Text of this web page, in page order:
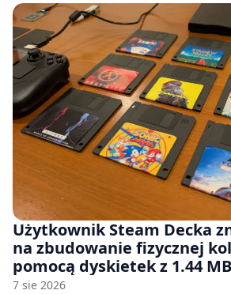
Użytkownik Steam Decka
na zbudowanie fizycznej
pomocą dyskietek z 1.44
7 sie 2026